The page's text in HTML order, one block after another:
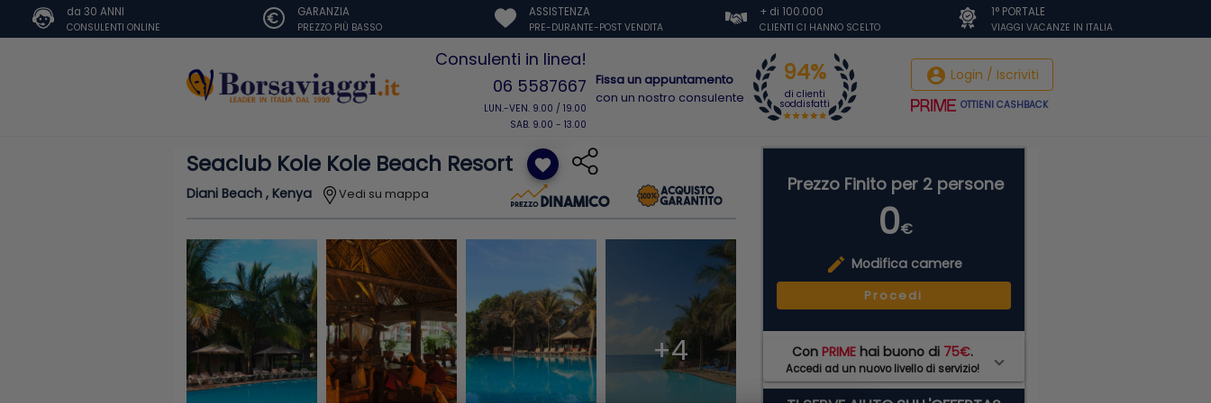
da 30 ANNI
CONSULENTI ONLINE
GARANZIA
PREZZO PIÙ BASSO
ASSISTENZA
PRE-DURANTE-POST VENDITA
+ di 100.000
CLIENTI CI HANNO SCELTO
1° PORTALE
VIAGGI VACANZE IN ITALIA
Consulenti in linea!
06 5587667
LUN.-VEN. 9.00 / 19.00
SAB. 9.00 - 13.00
Fissa un appuntamento
con un nostro consulente
account_circle Login / Iscriviti
OTTIENI CASHBACK
94%
di clienti
soddisfatti
Seaclub Kole Kole Beach Resort favorite
Diani Beach , Kenya Vedi su mappa
+4
Prezzo Finito per 2 persone
0€
edit Modifica camere
Procedi
ConPRIME hai buono di 75€.
Accedi ad un nuovo livello di servizio!